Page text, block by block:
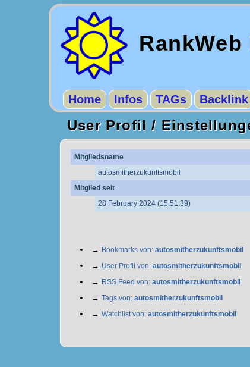
Home Infos TAGs Backlink
User Profil /
Mitgliedsname
autosmitherzukunftsmobil
Mitglied seit
28 February 2024 (15:51:39)
→ Bookmarks von: autosmitherzukunftsmobil
→ User Profil von: autosmitherzukunftsmobil
→ RSS Feed von: autosmitherzukunftsmobil
→ Tags von: autosmitherzukunftsmobil
→ Watchlist von: autosmitherzukunftsmobil